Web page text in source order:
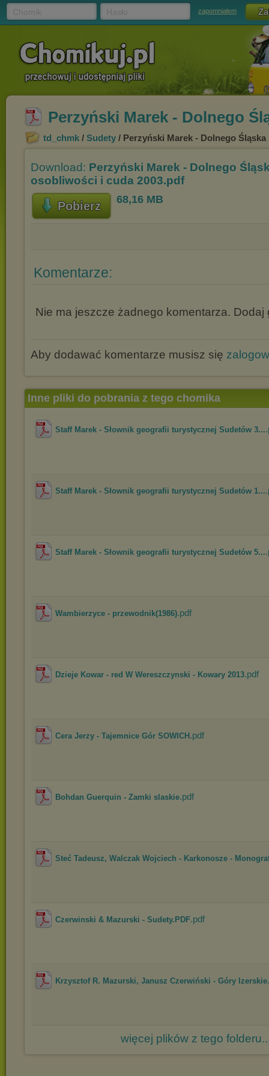
zapomniałem
Perzyński Marek - Dolnego
td_chmk / Sudety / Perzyński Marek - Dolnego
Download: Perzyński Marek - Dolnego
osobliwości i cuda 2003.pdf
Pobierz 68,16 MB
Komentarze:
Nie ma jeszcze żadnego komentarza. Dodaj
Aby dodawać komentarze musisz się
Inne pliki do pobrania z tego chomika
Staff Marek - Słownik geografii turystycznej Sudetów 3...
Staff Marek - Słownik geografii turystycznej Sudetów 1...
Staff Marek - Słownik geografii turystycznej Sudetów 5...
Wambierzyce - przewodnik(1986).pdf
Dzieje Kowar - red W Wereszczynski - Kowary 2013.pdf
Cera Jerzy - Tajemnice Gór SOWICH .pdf
Bohdan Guerquin - Zamki slaskie.pdf
Steć Tadeusz, Walczak Wojciech - Karkonosze -
Czerwinski & Mazurski - Sudety.PDF.pdf
Krzysztof R. Mazurski, Janusz Czerwiński - Góry Izerskie
więcej plików z tego